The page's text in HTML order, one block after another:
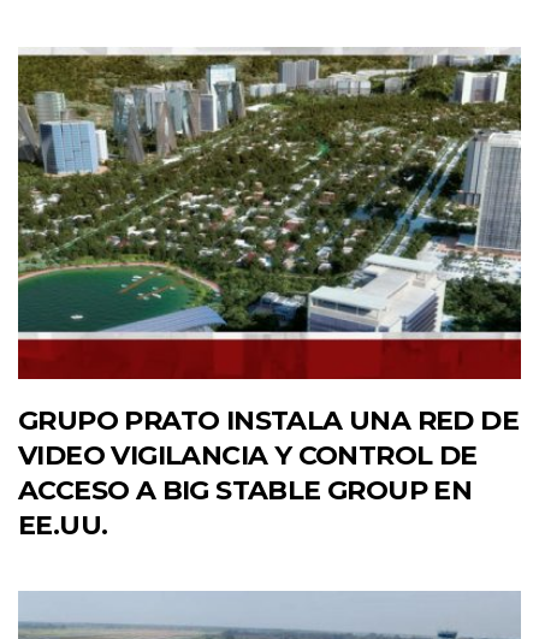
GRUPO PRATO INSTALA UNA RED DE
VIDEO VIGILANCIA Y CONTROL DE
ACCESO A BIG STABLE GROUP EN
EE.UU.